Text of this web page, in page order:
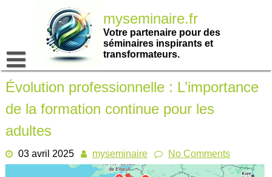
myseminaire.fr
Votre partenaire pour des
séminaires inspirants et
transformateurs.
Évolution professionnelle : L’importance
de la formation continue pour les
adultes
03 avril 2025 myseminaire No Comments